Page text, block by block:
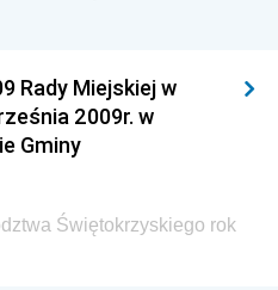
Cyfryzacji
Infrastruktury i
Gospodarki Morskiej i
Energii
Rady Miejskiej w
2009r. w
Gminy
Świętokrzyskiego rok